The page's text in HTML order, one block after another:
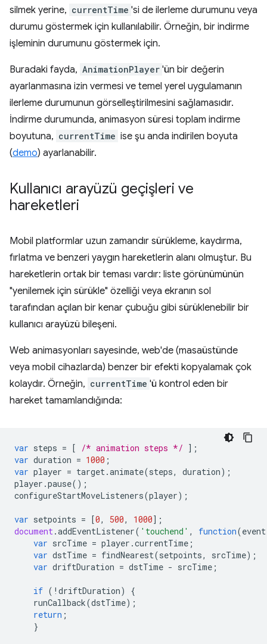
silmek yerine, currentTime 'si de ilerleme durumunu veya
durumu göstermek için kullanılabilir. Örneğin, bir indirme
işleminin durumunu göstermek için.
Buradaki fayda, AnimationPlayer 'ün bir değerin
ayarlanmasına izin vermesi ve temel yerel uygulamanın
ilerleme durumunun görselleştirilmesini sağlamasıdır.
İndirme durumunda, animasyon süresi toplam indirme
boyutuna, currentTime ise şu anda indirilen boyuta
(demo) ayarlanabilir.
Kullanıcı arayüzü geçişleri ve
hareketleri
Mobil platformlar uzun zamandır sürükleme, kaydırma,
fırlatma ve benzeri yaygın hareketlerin alanı olmuştur. Bu
hareketlerin ortak bir teması vardır: liste görünümünün
"yenilemek için sürükle" özelliği veya ekranın sol
tarafından açılan bir kenar çubuğu gibi sürüklenebilir bir
kullanıcı arayüzü bileşeni.
Web animasyonları sayesinde, web'de (masaüstünde
veya mobil cihazlarda) benzer bir efekti kopyalamak çok
kolaydır. Örneğin, currentTime 'ü kontrol eden bir
hareket tamamlandığında:
var steps = [ /* animation steps */ ];
var duration = 1000 ;
var player = target.animate(steps, duration);
player .pause();
configureStartMoveListeners(player);
var setpoints = [0, 500, 1000];
document.addEventListener( 'touchend' , function(event
var srcTime = player .currentTime ;
var dstTime = findNearest(setpoints, srcTime);
var driftDuration = dstTime - srcTime ;
if ( ! driftDuration)
{
runCallback(dstTime);
return ;
}